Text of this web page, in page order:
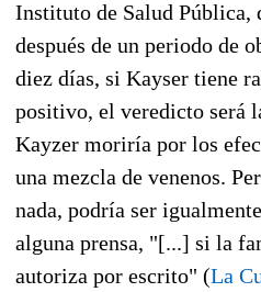
Instituto de Salud Pública,
después de un periodo de
diez días, si Kayser tiene
positivo, el veredicto será
Kayzer moriría por los
una mezcla de venenos.
nada, podría ser
alguna prensa, "[...] si la
autoriza por escrito" (La